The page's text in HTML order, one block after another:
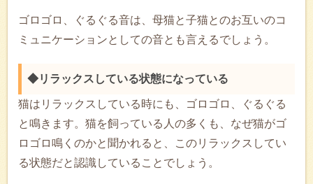
ゴロゴロ、ぐるぐる音は、母猫と子猫とのお互いのコ
ミュニケーションとしての音とも言えるでしょう。
◆リラックスしている状態になっている
猫はリラックスしている時にも、ゴロゴロ、ぐるぐる
と鳴きます。猫を飼っている人の多くも、なぜ猫がゴ
ロゴロ鳴くのかと聞かれると、このリラックスしてい
る状態だと認識していることでしょう。